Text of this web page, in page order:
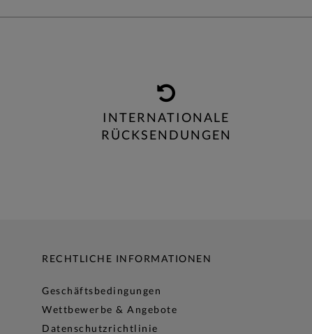
INTERNATIONALE
RÜCKSENDUNGEN
RECHTLICHE INFORMATIONEN
Geschäftsbedingungen
Wettbewerbe & Angebote
Datenschutzrichtlinie